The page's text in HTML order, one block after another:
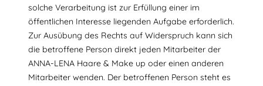
solche Verarbeitung ist zur Erfüllung einer im
öffentlichen Interesse liegenden Aufgabe erforderlich.
Zur Ausübung des Rechts auf Widerspruch kann sich
die betroffene Person direkt jeden Mitarbeiter der
ANNA-LENA Haare & Make up oder einen anderen
Mitarbeiter wenden. Der betroffenen Person steht es